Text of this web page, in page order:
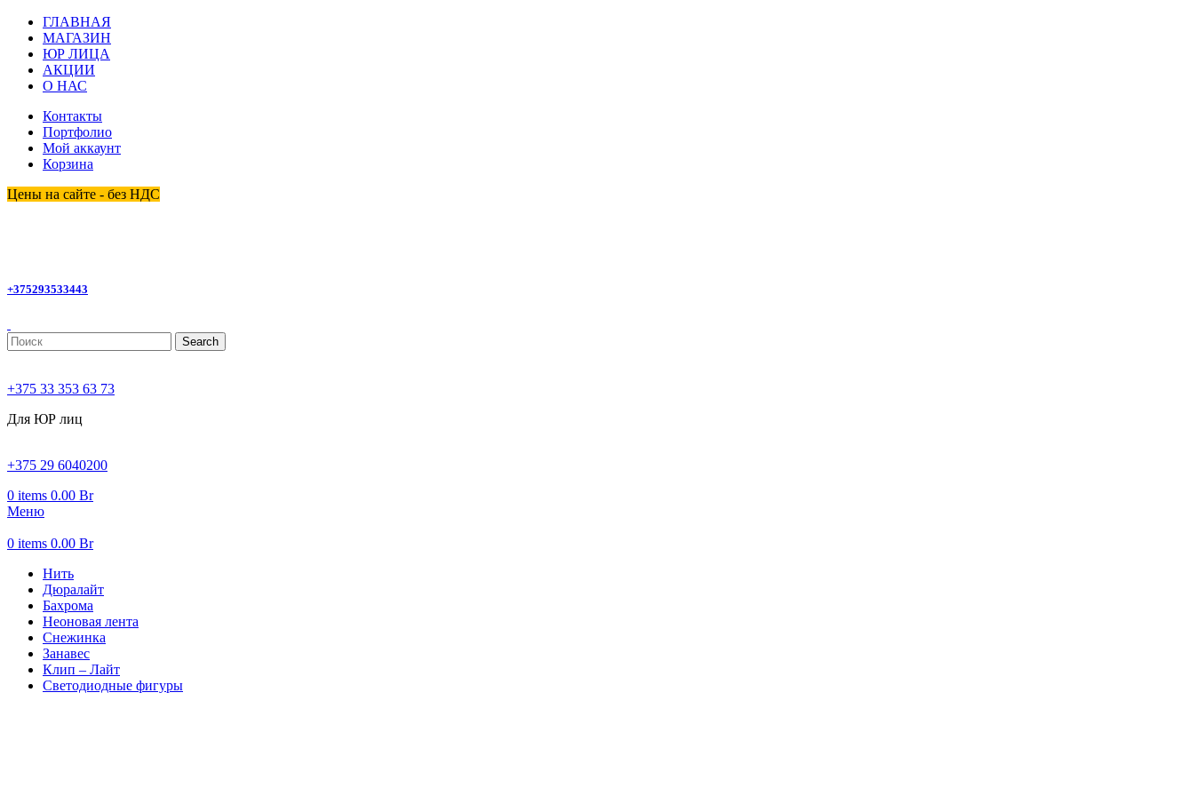
ГЛАВНАЯ
МАГАЗИН
ЮР ЛИЦА
АКЦИИ
О НАС
Контакты
Портфолио
Мой аккаунт
Корзина
Цены на сайте - без НДС
+375293533443
Search
+375 33 353 63 73
Для ЮР лиц
+375 29 6040200
0 items 0.00 Br
Меню
0 items 0.00 Br
Нить
Дюралайт
Бахрома
Неоновая лента
Снежинка
Занавес
Клип – Лайт
Светодиодные фигуры